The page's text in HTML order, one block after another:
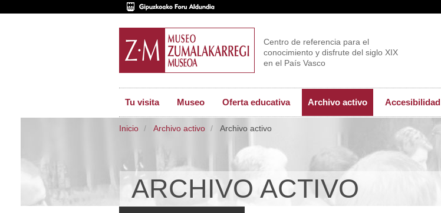
Centro de referencia para el
conocimiento y disfrute del siglo XIX
en el País Vasco
Tu visita Museo Oferta educativa Archivo activo Accesibilidad
Inicio Archivo activo Archivo activo
ARCHIVO ACTIVO